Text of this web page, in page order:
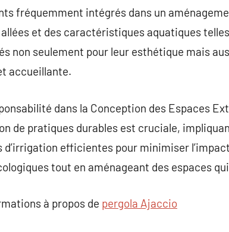
fréquemment intégrés dans un
et des caractéristiques aquatiques
non seulement pour leur esthétique mais
accueillante.
dans la Conception des Espaces
de pratiques durables est cruciale,
d’irrigation efficientes pour minimiser
tout en aménageant des espaces
à propos de pergola Ajaccio